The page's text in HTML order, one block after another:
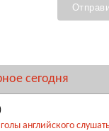
сегодня
английского